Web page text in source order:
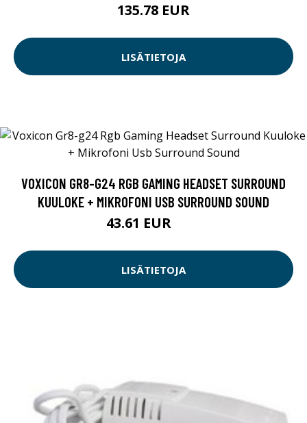
135.78 EUR
LISÄTIETOJA
VOXICON GR8-G24 RGB GAMING HEADSET SURROUND
KUULOKE + MIKROFONI USB SURROUND SOUND
43.61 EUR
LISÄTIETOJA